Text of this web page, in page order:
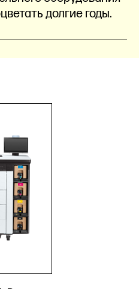
долгие годы.